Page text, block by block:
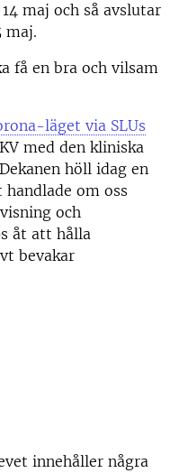
maj och så avslutar
maj.
få en bra och vilsam
läget via SLUs
med den kliniska
höll idag en
om oss
och
åt att hålla
bevakar
innehåller några